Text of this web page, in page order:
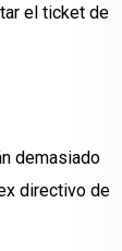
el ticket de
demasiado
directivo de